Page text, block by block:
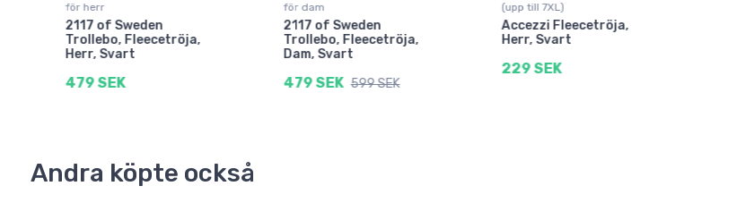
för herr
2117 of Sweden
Trollebo, Fleecetröja,
Herr, Svart
479 SEK
för dam
2117 of Sweden
Trollebo, Fleecetröja,
Dam, Svart
479 SEK 599 SEK
(upp till 7XL)
Accezzi Fleecetröja,
Herr, Svart
229 SEK
Andra köpte också